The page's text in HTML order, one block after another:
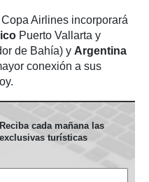
Airlines incorporará
Puerto Vallarta y
de Bahía) y Argentina
conexión a sus
Reciba cada mañana las
exclusivas turísticas